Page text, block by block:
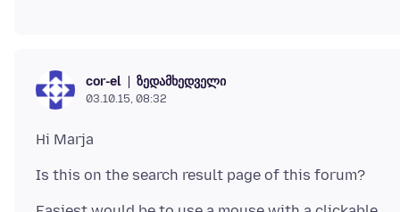
cor-el ზედამხედველი
03.10.15, 08:32